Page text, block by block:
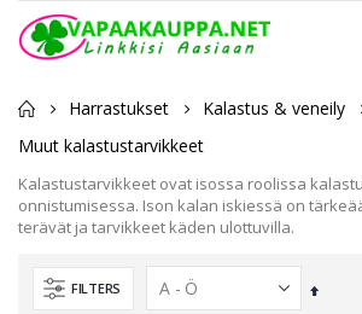
Harrastukset
Kalastus & veneily
Muut kalastustarvikkeet
Kalastustarvikkeet ovat isossa roolissa
onnistumisessa. Ison kalan iskiessä on
terävät ja tarvikkeet käden ulottuvilla.
FILTERS